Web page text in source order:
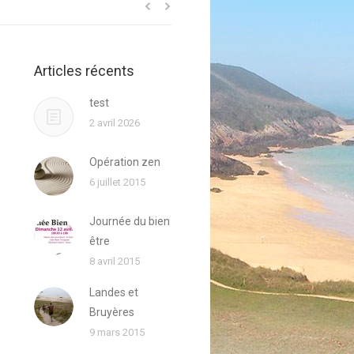
Articles récents
test
2 avril 2026
Opération zen
6 juillet 2015
Journée du bien
être
8 avril 2015
Landes et
Bruyères
9 mars 2015